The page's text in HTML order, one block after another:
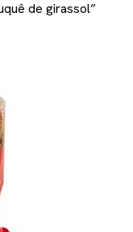
de girassol”